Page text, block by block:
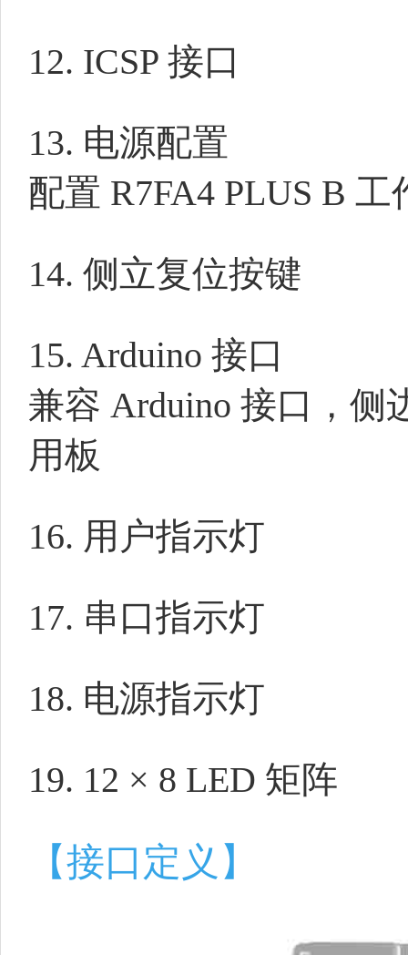
12. ICSP 接口
13. 电源配置
配置 R7FA4 PLUS B 工
14. 侧立复位按键
15. Arduino 接口
兼容 Arduino 接口，侧
用板
16. 用户指示灯
17. 串口指示灯
18. 电源指示灯
19. 12 × 8 LED 矩阵
【接口定义】